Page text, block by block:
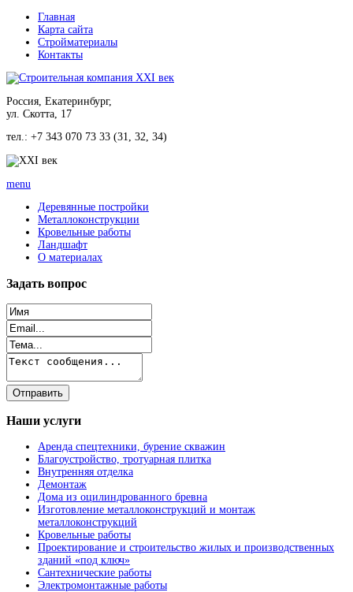
Главная
Карта сайта
Стройматериалы
Контакты
Россия, Екатеринбург,
ул. Скотта, 17
тел.: +7 343 070 73 33 (31, 32, 34)
menu
Деревянные постройки
Металлоконструкции
Кровельные работы
Ландшафт
О материалах
Задать вопрос
Наши услуги
Аренда спецтехники, бурение скважин
Благоустройство, тротуарная плитка
Внутренняя отделка
Демонтаж
Дома из оцилиндрованного бревна
Изготовление металлоконструкций и монтаж
металлоконструкций
Кровельные работы
Проектирование и строительство жилых и производственных
зданий «под ключ»
Сантехнические работы
Электромонтажные работы